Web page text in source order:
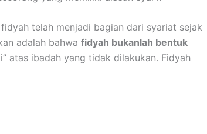
telah menjadi bagian dari syariat sejak
adalah bahwa fidyah bukanlah bentuk
atas ibadah yang tidak dilakukan. Fidyah